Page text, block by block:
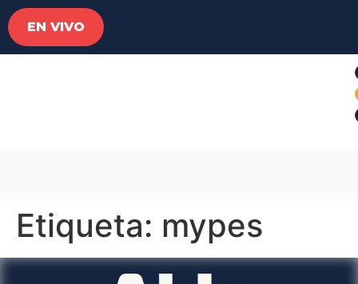
EN VIVO
Etiqueta: mypes